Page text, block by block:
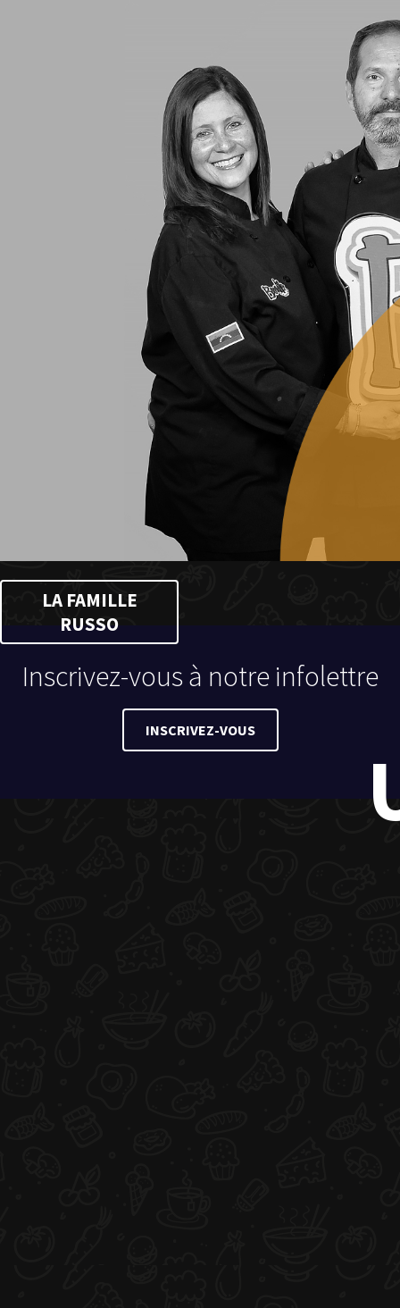
LA FAMILLE
RUSSO
Inscrivez-vous à notre infolettre
INSCRIVEZ-VOUS